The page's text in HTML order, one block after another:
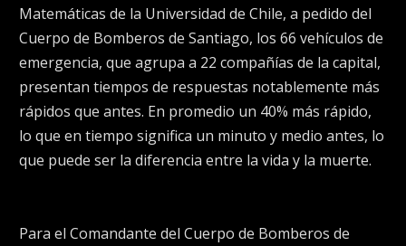
Matemáticas de la Universidad de Chile, a pedido del
Cuerpo de Bomberos de Santiago, los 66 vehículos de
emergencia, que agrupa a 22 compañías de la capital,
presentan tiempos de respuestas notablemente más
rápidos que antes. En promedio un 40% más rápido,
lo que en tiempo significa un minuto y medio antes, lo
que puede ser la diferencia entre la vida y la muerte.
Para el Comandante del Cuerpo de Bomberos de